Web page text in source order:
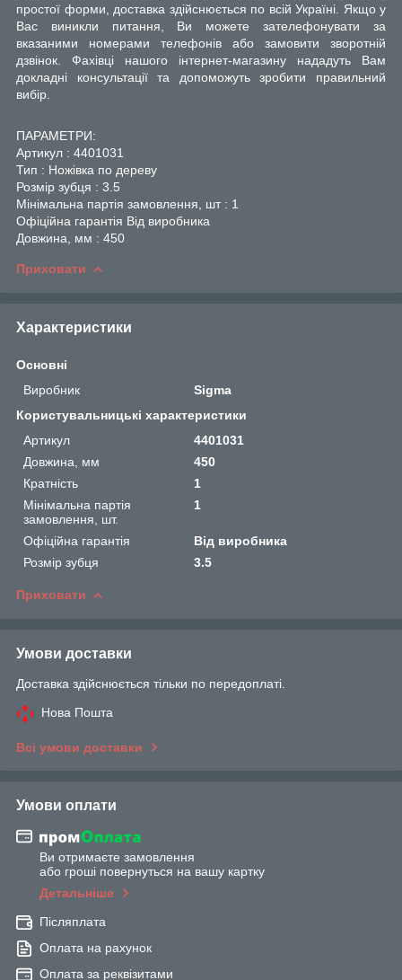
простої форми, доставка здійснюється по всій Україні. Якщо у
Вас виникли питання, Ви можете зателефонувати за
вказаними номерами телефонів або замовити зворотній
дзвінок. Фахівці нашого інтернет-магазину нададуть Вам
докладні консультації та допоможуть зробити правильний
вибір.
ПАРАМЕТРИ:
Артикул : 4401031
Тип : Ножівка по дереву
Розмір зубця : 3.5
Мінімальна партія замовлення, шт : 1
Офіційна гарантія Від виробника
Довжина, мм : 450
Приховати
Характеристики
Основні
Виробник
Sigma
Користувальницькі характеристики
Артикул
4401031
Довжина, мм
450
Кратність
1
Мінімальна партія
замовлення, шт.
1
Офіційна гарантія
Від виробника
Розмір зубця
3.5
Приховати
Умови доставки
Доставка здійснюється тільки по передоплаті.
Нова Пошта
Всі умови доставки
Умови оплати
Ви отримаєте замовлення
або гроші повернуться на вашу картку
Детальніше
Післяплата
Оплата на рахунок
Оплата за реквізитами